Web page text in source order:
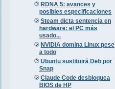
RDNA 5: avances y
posibles especificaciones
Steam dicta sentencia en
hardware: el PC más
usado...
NVIDIA domina Linux pese
a todo
Ubuntu sustituirá Deb por
Snap
Claude Code desbloquea
BIOS de HP